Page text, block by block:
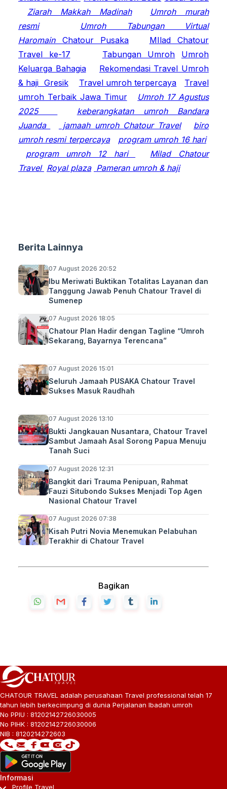
Ziarah Makkah Madinah
Umroh murah
resmi
Umroh Tabungan Virtual
HaromainChatour Pusaka
MIlad Chatour
Travel ke-17
Tabungan Umroh
Umroh
Keluarga Bahagia
Rekomendasi Travel Umroh
& haji Gresik
Travel umroh terpercaya
Travel
umroh Terbaik Jawa Timur
Umroh 17 Agustus
2025
keberangkatan umroh Bandara
Juanda
jamaah umroh Chatour Travel
biro
umroh resmi terpercaya
program umroh 16 hari
program umroh 12 hari
Milad Chatour
Travel Royal plaza Pameran umroh & haji
Berita Lainnya
07 August 2026 20:52
Ibu Meriwati Buktikan Totalitas Layanan dan
Tanggung Jawab Penuh Chatour Travel di
Sumenep
07 August 2026 18:05
Chatour Plan Hadir dengan Tagline “Umroh
Sekarang, Bayarnya Terencana”
07 August 2026 15:01
Seluruh Jamaah PUSAKA Chatour Travel
Sukses Masuk Raudhah
07 August 2026 13:10
Bukti Jangkauan Nusantara, Chatour Travel
Sambut Jamaah Asal Sorong Papua Menuju
Tanah Suci
07 August 2026 12:31
Bangkit dari Trauma Penipuan, Rahmat
Fauzi Situbondo Sukses Menjadi Top Agen
Nasional Chatour Travel
07 August 2026 07:38
Kisah Putri Novia Menemukan Pelabuhan
Terakhir di Chatour Travel
Bagikan
CHATOUR TRAVEL adalah perusahaan Travel professional telah 17
tahun lebih berkecimpung di dunia Perjalanan Ibadah umroh
No PPIU : 81202142726030005
No PIHK : 81202142726030006
NIB : 8120214272603
Informasi
Profile Travel